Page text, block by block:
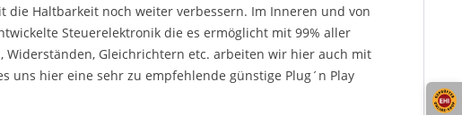
Haltbarkeit noch weiter verbessern. Im Inneren und von
Steuerelektronik die es ermöglicht mit 99% aller
Gleichrichtern etc. arbeiten wir hier auch mit
uns hier eine sehr zu empfehlende günstige Plug´n Play